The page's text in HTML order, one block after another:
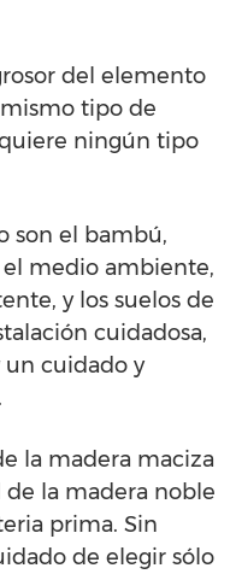
del elemento
mismo tipo de
ningún tipo
son el bambú,
el medio ambiente,
y los suelos de
cuidadosa,
cuidado y
la madera maciza
de la madera noble
prima. Sin
de elegir sólo